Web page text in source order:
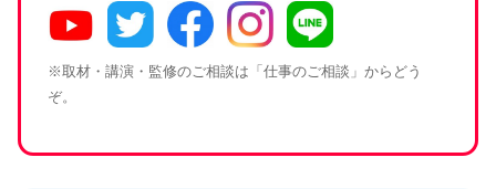
※取材・講演・監修のご相談は「仕事のご相談」からどう
ぞ。